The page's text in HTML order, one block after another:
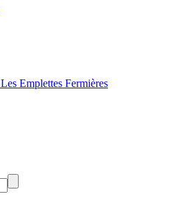
Les Emplettes Fermières